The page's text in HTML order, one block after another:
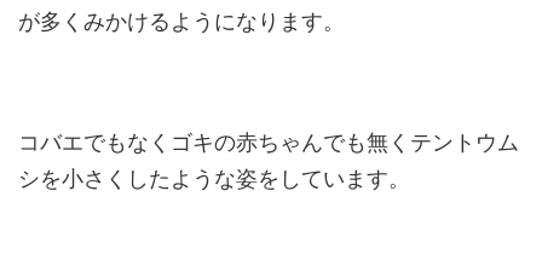
が多くみかけるようになります。
コバエでもなくゴキの赤ちゃんでも無くテントウム
シを小さくしたような姿をしています。